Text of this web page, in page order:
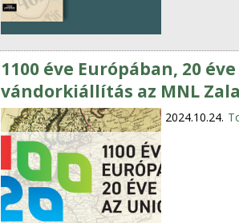
1100 éve Európában, 20
vándorkiállítás az MNL
2024.10.24.